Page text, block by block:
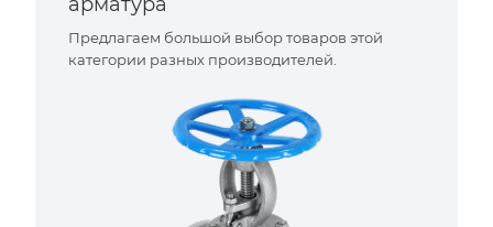
Предлагаем большой выбор товаров этой
категории разных производителей.